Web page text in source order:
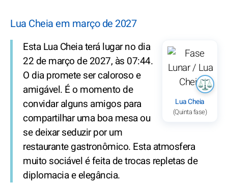
Lua Cheia em março de 2027
Lua Cheia
(Quinta fase)
Esta Lua Cheia terá lugar no dia
22 de março de 2027, às 07:44.
O dia promete ser caloroso e
amigável. É o momento de
convidar alguns amigos para
compartilhar uma boa mesa ou
se deixar seduzir por um
restaurante gastronômico. Esta atmosfera
muito sociável é feita de trocas repletas de
diplomacia e elegância.